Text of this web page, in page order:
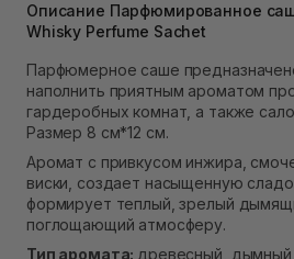
Самовывоз г. Львов ул.
В наличии
В наличии
Самовывоз г. Ровно, ул.
Экватор)
Описание Парфюмированное
Whisky Perfume Sachet
Парфюмерное саше
наполнить приятным ароматом
гардеробных комнат, а также
Размер 8 см*12 см.
Аромат с привкусом инжира,
виски, создает насыщенную
формирует теплый, зрелый
поглощающий атмосферу.
Тип аромата: древесный,